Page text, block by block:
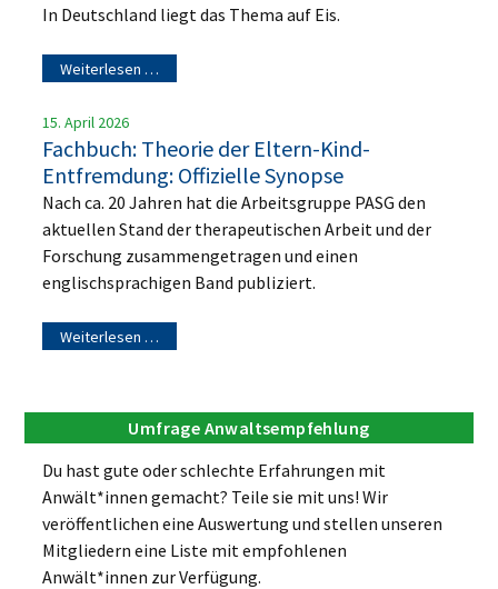
In Deutschland liegt das Thema auf Eis.
Weiterlesen …
15. April 2026
Fachbuch: Theorie der Eltern-Kind-
Entfremdung: Offizielle Synopse
Nach ca. 20 Jahren hat die Arbeitsgruppe PASG den
aktuellen Stand der therapeutischen Arbeit und der
Forschung zusammengetragen und einen
englischsprachigen Band publiziert.
Weiterlesen …
Umfrage Anwaltsempfehlung
Du hast gute oder schlechte Erfahrungen mit
Anwält*innen gemacht? Teile sie mit uns! Wir
veröffentlichen eine Auswertung und stellen unseren
Mitgliedern eine Liste mit empfohlenen
Anwält*innen zur Verfügung.